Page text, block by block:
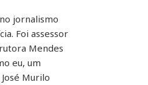
jornalismo
Foi assessor
Mendes
eu, um
Murilo